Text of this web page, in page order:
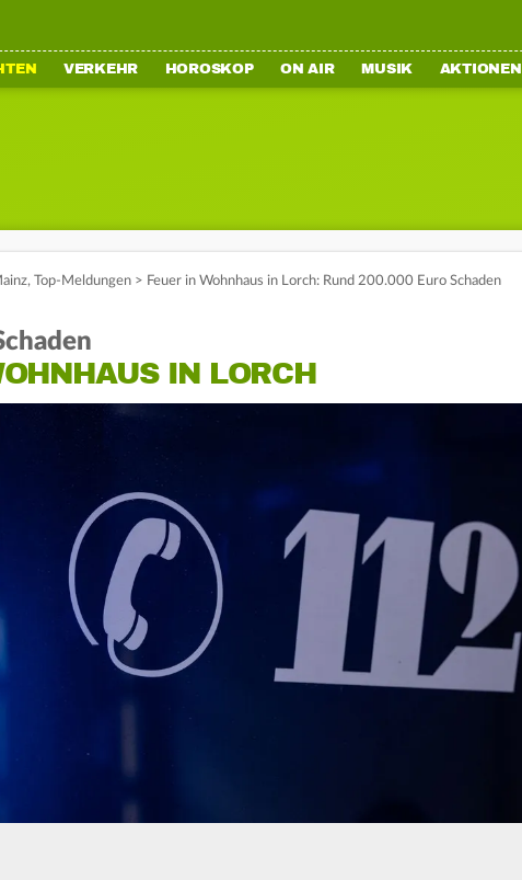
VERKEHR HOROSKOP ON AIR MUSIK AKTIONEN
, Top-Meldungen > Feuer in Wohnhaus in Lorch: Rund 200.000 Euro Schaden
IN LORCH